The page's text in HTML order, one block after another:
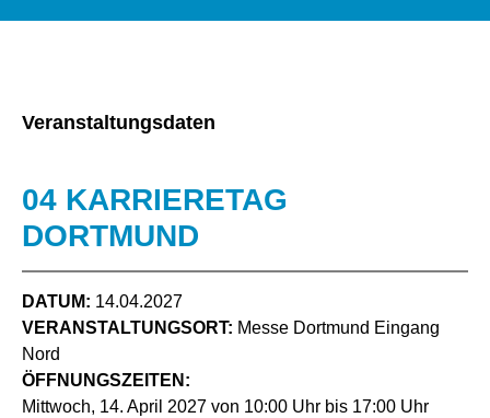
Veranstaltungsdaten
04 KARRIERETAG
DORTMUND
DATUM: 14.04.2027
VERANSTALTUNGSORT: Messe Dortmund Eingang
Nord
ÖFFNUNGSZEITEN:
Mittwoch, 14. April 2027 von 10:00 Uhr bis 17:00 Uhr